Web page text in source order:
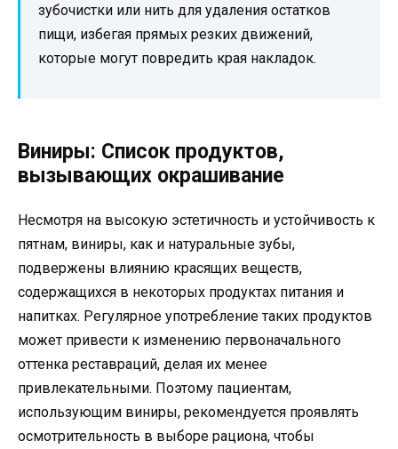
зубочистки или нить для удаления остатков
пищи, избегая прямых резких движений,
которые могут повредить края накладок.
Виниры: Список продуктов,
вызывающих окрашивание
Несмотря на высокую эстетичность и устойчивость к
пятнам, виниры, как и натуральные зубы,
подвержены влиянию красящих веществ,
содержащихся в некоторых продуктах питания и
напитках. Регулярное употребление таких продуктов
может привести к изменению первоначального
оттенка реставраций, делая их менее
привлекательными. Поэтому пациентам,
использующим виниры, рекомендуется проявлять
осмотрительность в выборе рациона, чтобы